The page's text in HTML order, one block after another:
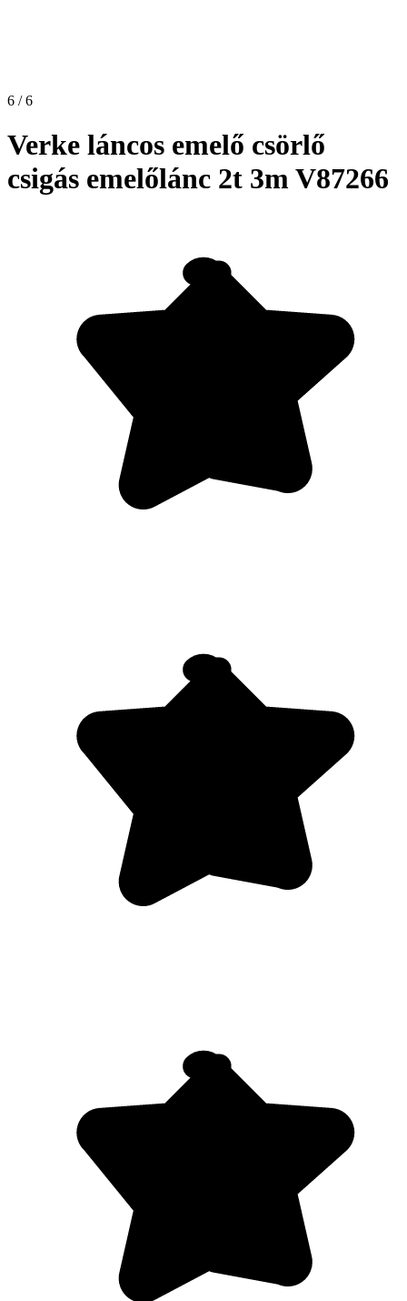
6 / 6
Verke láncos emelő csörlő
csigás emelőlánc 2t 3m V87266